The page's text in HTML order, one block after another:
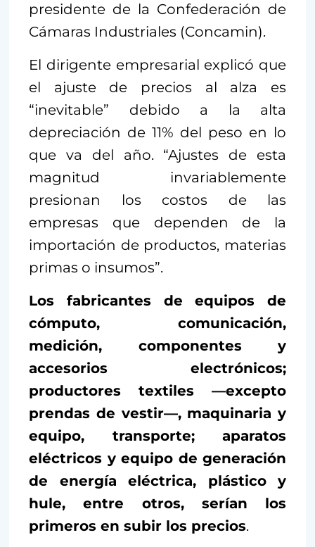
presidente de la Confederación de
Cámaras Industriales (Concamin).
El dirigente empresarial explicó que
el ajuste de precios al alza es
“inevitable” debido a la alta
depreciación de 11% del peso en lo
que va del año. “Ajustes de esta
magnitud invariablemente
presionan los costos de las
empresas que dependen de la
importación de productos, materias
primas o insumos”.
Los fabricantes de equipos de
cómputo, comunicación,
medición, componentes y
accesorios electrónicos;
productores textiles —excepto
prendas de vestir—, maquinaria y
equipo, transporte; aparatos
eléctricos y equipo de generación
de energía eléctrica, plástico y
hule, entre otros, serían los
primeros en subir los precios.